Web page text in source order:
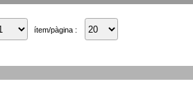
ítem/pàgina :